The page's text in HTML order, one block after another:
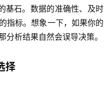
基石。数据的准确性、及时
指标。想象一下，如果你的
析结果自然会误导决策。
择